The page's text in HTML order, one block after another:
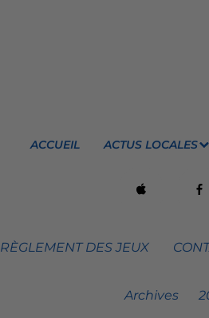
ACCUEIL ACTUS LOCALES
RÈGLEMENT DES JEUX
Archives